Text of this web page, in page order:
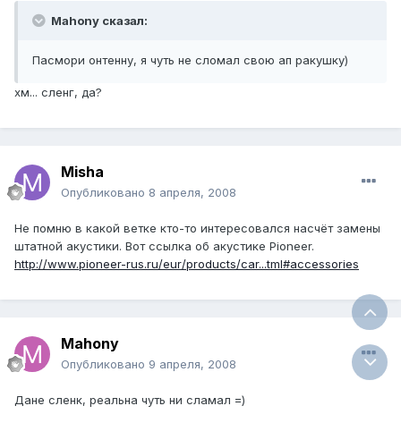
Mahony сказал:
Пасмори онтенну, я чуть не сломал свою ап ракушку)
хм... сленг, да?
Misha
Опубликовано 8 апреля, 2008
Не помню в какой ветке кто-то интересовался насчёт замены
штатной акустики. Вот ссылка об акустике Pioneer.
http://www.pioneer-rus.ru/eur/products/car...tml#accessories
Mahony
Опубликовано 9 апреля, 2008
Дане сленк, реальна чуть ни сламал =)